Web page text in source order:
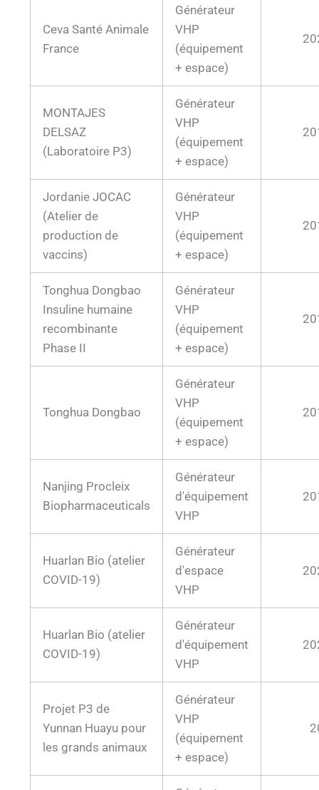
Ceva Santé Animale
France
Générateur
VHP
(équipement
+ espace)
MONTAJES
DELSAZ
(Laboratoire P3)
Générateur
VHP
(équipement
+ espace)
Jordanie JOCAC
(Atelier de
production de
vaccins)
Générateur
VHP
(équipement
+ espace)
Tonghua Dongbao
Insuline humaine
recombinante
Phase II
Générateur
VHP
(équipement
+ espace)
Tonghua Dongbao
Générateur
VHP
(équipement
+ espace)
Nanjing Procleix
Biopharmaceuticals
Générateur
d'équipement
VHP
Huarlan Bio (atelier
COVID-19)
Générateur
d'espace
VHP
Huarlan Bio (atelier
COVID-19)
Générateur
d'équipement
VHP
Projet P3 de
Yunnan Huayu pour
les grands animaux
Générateur
VHP
(équipement
+ espace)